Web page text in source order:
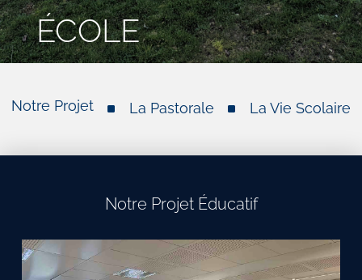
ÉCOLE
Notre Projet La Pastorale La Vie Scolaire
Notre Projet Éducatif